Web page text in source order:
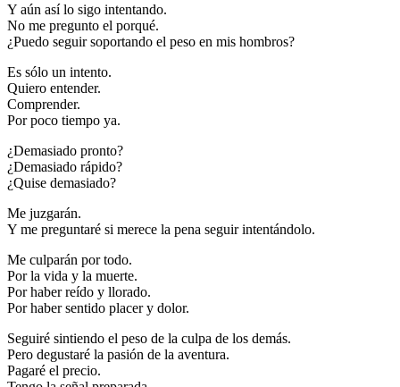
Y aún así lo sigo intentando.
No me pregunto el porqué.
¿Puedo seguir soportando el peso en mis hombros?
Es sólo un intento.
Quiero entender.
Comprender.
Por poco tiempo ya.
¿Demasiado pronto?
¿Demasiado rápido?
¿Quise demasiado?
Me juzgarán.
Y me preguntaré si merece la pena seguir intentándolo.
Me culparán por todo.
Por la vida y la muerte.
Por haber reído y llorado.
Por haber sentido placer y dolor.
Seguiré sintiendo el peso de la culpa de los demás.
Pero degustaré la pasión de la aventura.
Pagaré el precio.